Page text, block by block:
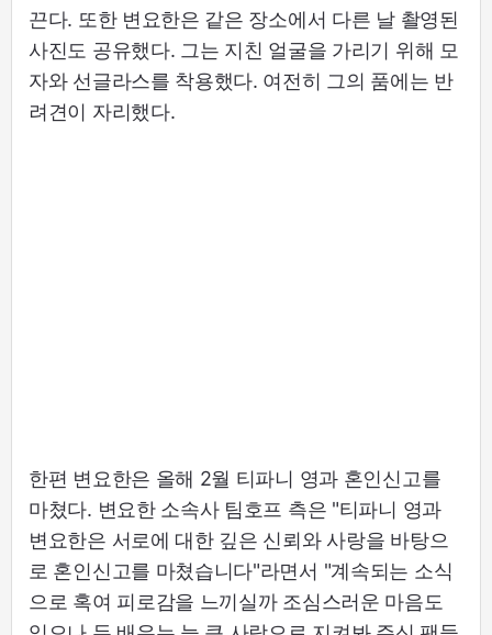
끈다. 또한 변요한은 같은 장소에서 다른 날 촬영된
사진도 공유했다. 그는 지친 얼굴을 가리기 위해 모
자와 선글라스를 착용했다. 여전히 그의 품에는 반
려견이 자리했다.
한편 변요한은 올해 2월 티파니 영과 혼인신고를
마쳤다. 변요한 소속사 팀호프 측은 "티파니 영과
변요한은 서로에 대한 깊은 신뢰와 사랑을 바탕으
로 혼인신고를 마쳤습니다"라면서 "계속되는 소식
으로 혹여 피로감을 느끼실까 조심스러운 마음도